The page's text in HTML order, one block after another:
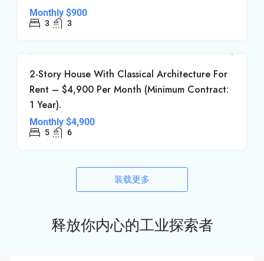
Monthly $900
3 3
2-Story House With Classical Architecture For
Rent – $4,900 Per Month (Minimum Contract:
1 Year).
Monthly $4,900
5 6
装载更多
释放你内心的工业探索者